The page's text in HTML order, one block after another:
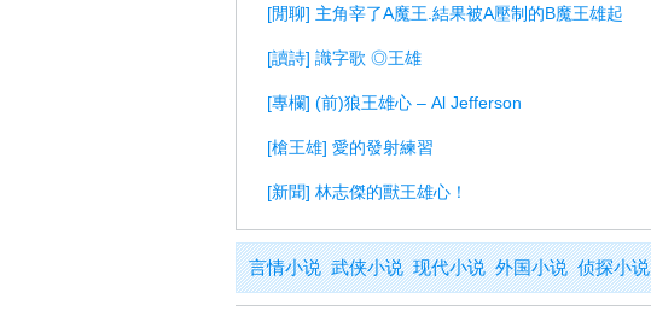
[閒聊] 主角宰了A魔王.結果被A壓制的B魔王雄起
[讀詩] 識字歌 ◎王雄
[專欄] (前)狼王雄心 – Al Jefferson
[槍王雄] 愛的發射練習
[新聞] 林志傑的獸王雄心！
言情小说 武侠小说 现代小说 外国小说 侦探小说